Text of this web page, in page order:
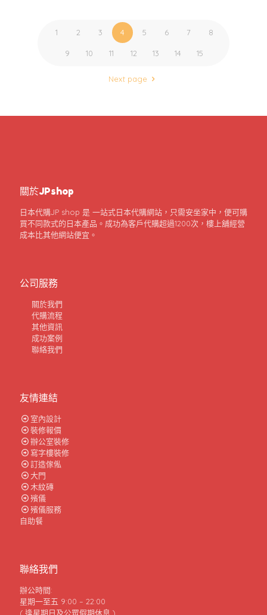
1 2 3 4 5 6 7 8
9 10 11 12 13 14 15
Next page
關於JPshop
日本代購JP shop 是 一站式日本代購網站，只需安坐家中，便可購
買不同款式的日本產品。成功為客戶代購超過1200次，樓上舖經營
成本比其他網站便宜。
公司服務
關於我們
代購流程
其他資訊
成功案例
聯絡我們
友情連結
室內設計
裝修報價
辦公室裝修
寫字樓裝修
訂造傢俬
大門
木紋磚
殯儀
殯儀服務
自助餐
聯絡我們
辦公時間:
星期一至五 9:00 – 22:00
( 逢星期日及公眾假期休息 )